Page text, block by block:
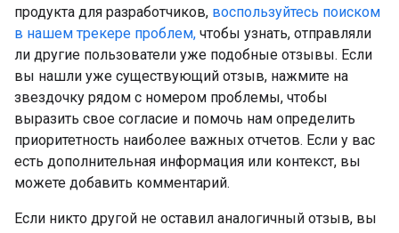
продукта для разработчиков, воспользуйтесь поиском
в нашем трекере проблем, чтобы узнать, отправляли
ли другие пользователи уже подобные отзывы. Если
вы нашли уже существующий отзыв, нажмите на
звездочку рядом с номером проблемы, чтобы
выразить свое согласие и помочь нам определить
приоритетность наиболее важных отчетов. Если у вас
есть дополнительная информация или контекст, вы
можете добавить комментарий.
Если никто другой не оставил аналогичный отзыв, вы